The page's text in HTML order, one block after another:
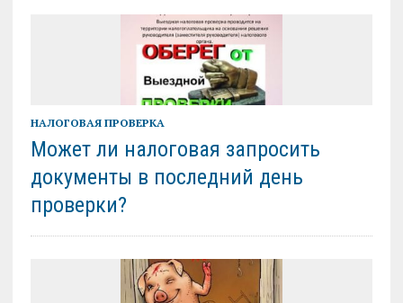
НАЛОГОВАЯ ПРОВЕРКА
Может ли налоговая запросить
документы в последний день
проверки?